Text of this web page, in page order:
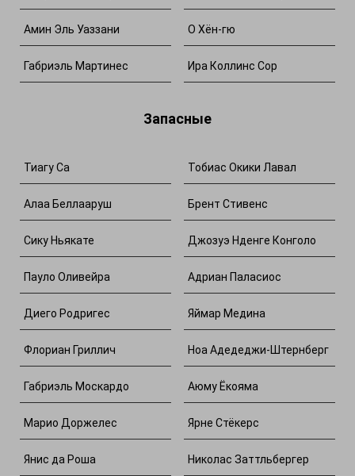
Амин Эль Уаззани
Габриэль Мартинес
О Хён-гю
Ира Коллинс Сор
Запасные
Тиагу Са
Алаа Беллааруш
Сику Ньякате
Пауло Оливейра
Диего Родригес
Флориан Гриллич
Габриэль Москардо
Марио Доржелес
Янис да Роша
Тобиас Окики Лавал
Брент Стивенс
Джозуэ Нденге Конголо
Адриан Паласиос
Яймар Медина
Ноа Адедеджи-Штернберг
Аюму Ёкояма
Ярне Стёкерс
Николас Заттльбергер